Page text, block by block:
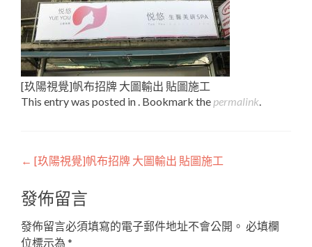
[玖陽視覺]帆布招牌 大圖輸出 貼圖施工
This entry was posted in . Bookmark the permalink.
Post
navigation
← [玖陽視覺]帆布招牌 大圖輸出 貼圖施工
發佈留言
發佈留言必須填寫的電子郵件地址不會公開。 必填欄
位標示為 *